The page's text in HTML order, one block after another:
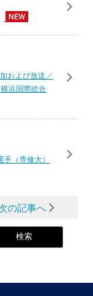
および放送／
浜国際総合
（専修大）
の記事へ